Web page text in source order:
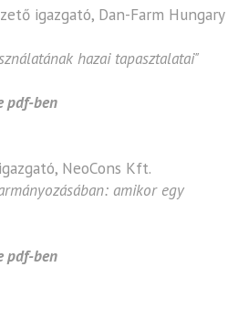
igazgató, Dan-Farm Hungary
hazai tapasztalatai"
pdf-ben
NeoCons Kft.
amikor egy
pdf-ben